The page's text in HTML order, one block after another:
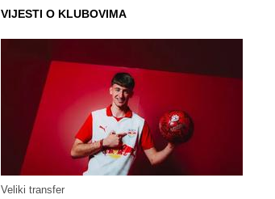
VIJESTI O KLUBOVIMA
Veliki transfer